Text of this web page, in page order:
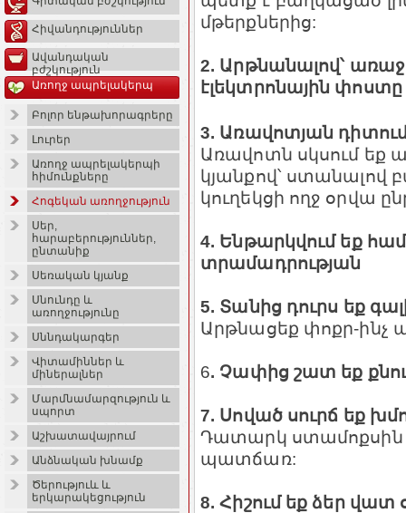
Հիվանդություններ
Ավանդական
բժշկություն
Առողջ ապրելակերպ
Բոլոր ենթախորագրերը
Լուրեր
Առողջ ապրելակերպի
հիմունքները
Հոգեկան առողջություն
Սեր,
հարաբերություններ,
ընտանիք
Սեռական կյանք
Սնունդը և
առողջությունը
Սննդակարգեր
Վիտամիններ և
միներալներ
Մարմնամարզություն և
սպորտ
Աշխատավայրում
Անձնական խնամք
Ծերություև և
երկարակեցություն
մթերքներից:
2. Արթնանալով՝
էլեկտրոնային փոստը
3. Առավոտյան
Առավոտն սկսում եք
կյանքով՝ ստանալով
կուղեկցի ողջ օրվա
4. Ենթարկվում եք
տրամադրության
5. Տանից դուրս եք
Արթնացեք փոքր-ինչ
6. Չափից շատ եք
7. Սոված սուրճ եք
Դատարկ ստամոքսին
պատճառ:
8. Հիշում եք ձեր վատ